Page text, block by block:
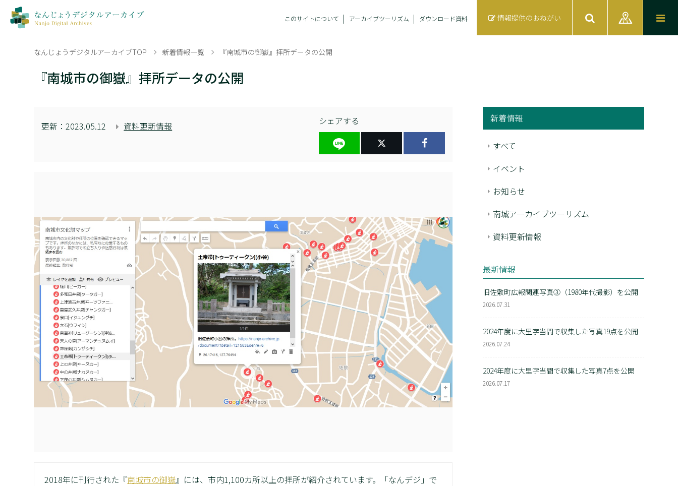
このサイトについて アーカイブツーリズム ダウンロード資料 情報提供のおねがい
なんじょうデジタルアーカイブTOP 新着情報一覧 『南城市の御嶽』拝所データの公開
『南城市の御嶽』拝所データの公開
更新：2023.05.12 資料更新情報 シェアする
2018年に刊行された『南城市の御嶽』には、市内1,100カ所以上の拝所が紹介されています。「なんデジ」で
新着情報
すべて
イベント
お知らせ
南城アーカイブツーリズム
資料更新情報
最新情報
旧佐敷町広報関連写真③（1980年代撮影）を公開
2026.07.31
2024年度に大里字当間で収集した写真19点を公開
2026.07.24
2024年度に大里字当間で収集した写真7点を公開
2026.07.17